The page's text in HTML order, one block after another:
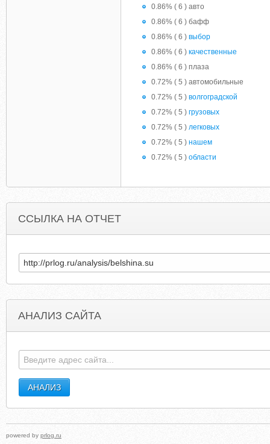
0.86% ( 6 ) авто
0.86% ( 6 ) бафф
0.86% ( 6 ) выбор
0.86% ( 6 ) качественные
0.86% ( 6 ) плаза
0.72% ( 5 ) автомобильные
0.72% ( 5 ) волгоградской
0.72% ( 5 ) грузовых
0.72% ( 5 ) легковых
0.72% ( 5 ) нашем
0.72% ( 5 ) области
ССЫЛКА НА ОТЧЕТ
АНАЛИЗ САЙТА
powered by prlog.ru